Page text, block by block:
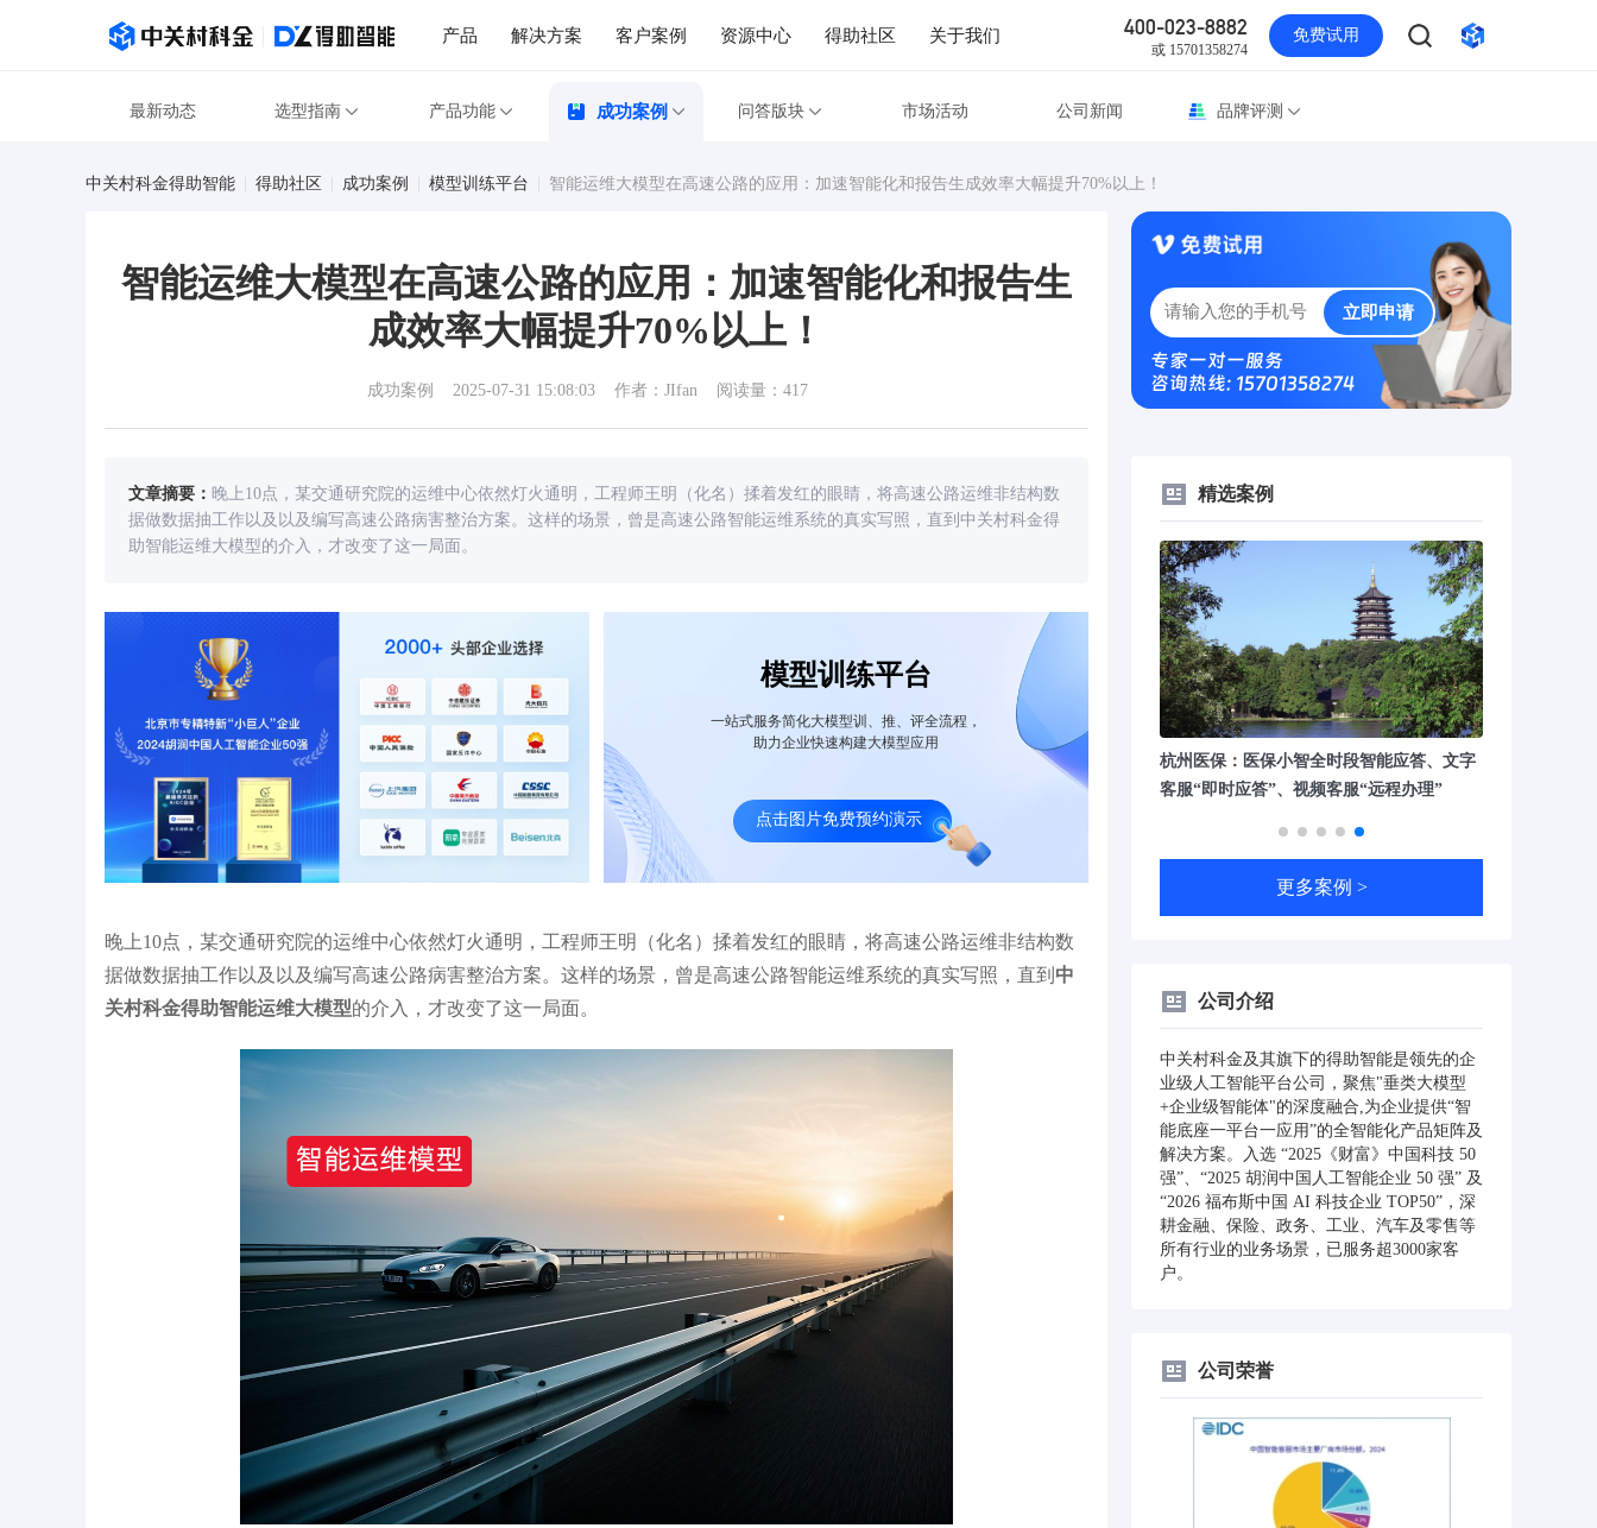
产品 解决方案 客户案例 资源中心 得助社区 关于我们 400-023-8882
或 15701358274
免费试用
最新动态 选型指南 产品功能 成功案例 问答版块 市场活动 公司新闻 品牌评测
中关村科金得助智能 得助社区 成功案例 模型训练平台 智能运维大模型在高速公路的应用：加速智能化和报告生成效率大幅提升70%以上！
智能运维大模型在高速公路的应用：加速智能化和报告生
成效率大幅提升70%以上！
成功案例 2025-07-31 15:08:03 作者：JIfan 阅读量：417
文章摘要： 晚上10点，某交通研究院的运维中心依然灯火通明，工程师王明（化名）揉着发红的眼睛，将高速公路运维非结构数
据做数据抽工作以及以及编写高速公路病害整治方案。这样的场景，曾是高速公路智能运维系统的真实写照，直到中关村科金得
助智能运维大模型的介入，才改变了这一局面。
模型训练平台
一站式服务简化大模型训、推、评全流程，
助力企业快速构建大模型应用
点击图片免费预约演示
晚上10点，某交通研究院的运维中心依然灯火通明，工程师王明（化名）揉着发红的眼睛，将高速公路运维非结构数
据做数据抽工作以及以及编写高速公路病害整治方案。这样的场景，曾是高速公路智能运维系统的真实写照，直到 中
关村科金得助智能运维大模型的介入，才改变了这一局面。
立即申请
专家一对一服务
咨询热线: 15701358274
精选案例
，助力四川达州市数字
宁夏交建交通科技研究院打造大模型应用开
发平台 开发效率跃升50%以上
合作中国船舶经济研究中心：DeepSeek×船
舶垂类大模型启航产业新航程
杭州医保：医保小智全时段智能应答、文字
客服“即时应答”、视频客服“远程办理”
交通运检大模型赋能铁道智能运维系统，提
升病害整治方案生成效率70%%
更多案例 >
公司介绍
中关村科金及其旗下的得助智能是领先的企
业级人工智能平台公司，聚焦"垂类大模型
+企业级智能体"的深度融合,为企业提供“智
能底座一平台一应用”的全智能化产品矩阵及
解决方案。入选 “2025《财富》中国科技 50
强”、“2025 胡润中国人工智能企业 50 强” 及
“2026 福布斯中国 AI 科技企业 TOP50”，深
耕金融、保险、政务、工业、汽车及零售等
所有行业的业务场景，已服务超3000家客
户。
公司荣誉